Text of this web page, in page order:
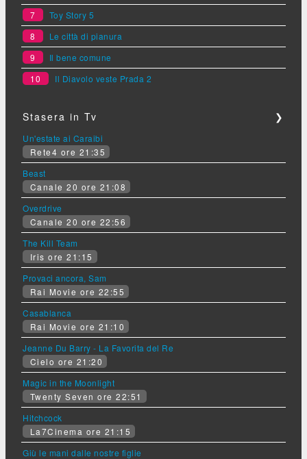
7
Toy Story 5
8
Le città di pianura
9
Il bene comune
10
Il Diavolo veste Prada 2
Stasera in Tv ❯
Un'estate ai Caraibi
Rete4 ore 21:35
Beast
Canale 20 ore 21:08
Overdrive
Canale 20 ore 22:56
The Kill Team
Iris ore 21:15
Provaci ancora, Sam
Rai Movie ore 22:55
Casablanca
Rai Movie ore 21:10
Jeanne Du Barry - La Favorita del Re
Cielo ore 21:20
Magic in the Moonlight
Twenty Seven ore 22:51
Hitchcock
La7Cinema ore 21:15
Giù le mani dalle nostre figlie